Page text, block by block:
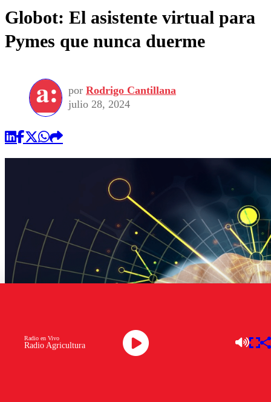
Globot: El asistente virtual para
Pymes que nunca duerme
por Rodrigo Cantillana
julio 28, 2024
Radio Agricultura
Radio en Vivo